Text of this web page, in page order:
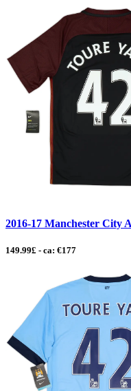
2016-17 Manchester City
149.99£ - ca: €177